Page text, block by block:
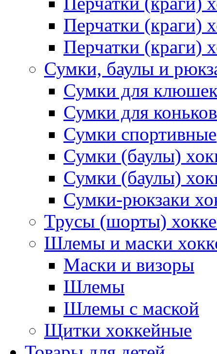
Перчатки (краги)
Перчатки (краги)
Сумки, баулы и
Сумки для
Сумки для коньков
Сумки спортивные
Сумки (баулы)
Сумки (баулы)
Сумки-рюкзаки
Трусы (шорты)
Шлемы и маски
Маски и визоры
Шлемы
Шлемы с маской
Щитки хоккейные